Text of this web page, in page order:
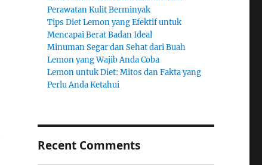
Perawatan Kulit Berminyak
Tips Diet Lemon yang Efektif untuk
Mencapai Berat Badan Ideal
Minuman Segar dan Sehat dari Buah
Lemon yang Wajib Anda Coba
Lemon untuk Diet: Mitos dan Fakta yang
Perlu Anda Ketahui
Recent Comments